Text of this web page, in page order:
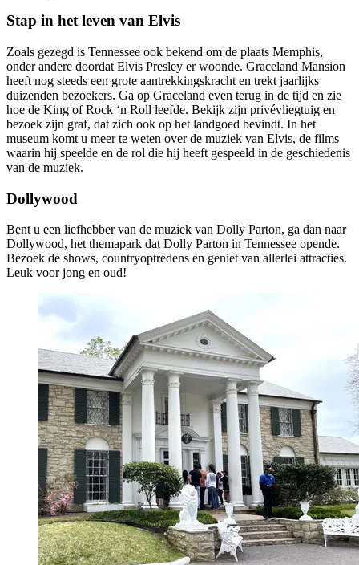
Stap in het leven van Elvis
Zoals gezegd is Tennessee ook bekend om de plaats Memphis,
onder andere doordat Elvis Presley er woonde. Graceland Mansion
heeft nog steeds een grote aantrekkingskracht en trekt jaarlijks
duizenden bezoekers. Ga op Graceland even terug in de tijd en zie
hoe de King of Rock ‘n Roll leefde. Bekijk zijn privévliegtuig en
bezoek zijn graf, dat zich ook op het landgoed bevindt. In het
museum komt u meer te weten over de muziek van Elvis, de films
waarin hij speelde en de rol die hij heeft gespeeld in de geschiedenis
van de muziek.
Dollywood
Bent u een liefhebber van de muziek van Dolly Parton, ga dan naar
Dollywood, het themapark dat Dolly Parton in Tennessee opende.
Bezoek de shows, countryoptredens en geniet van allerlei attracties.
Leuk voor jong en oud!